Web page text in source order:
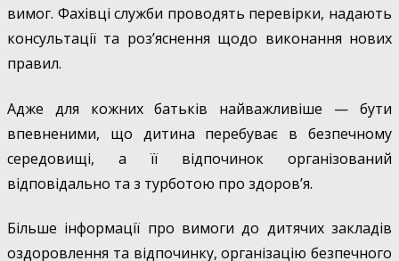
вимог. Фахівці служби проводять перевірки, надають
консультації та роз’яснення щодо виконання нових
правил.
Адже для кожних батьків найважливіше — бути
впевненими, що дитина перебуває в безпечному
середовищі, а її відпочинок організований
відповідально та з турботою про здоров’я.
Більше інформації про вимоги до дитячих закладів
оздоровлення та відпочинку, організацію безпечного